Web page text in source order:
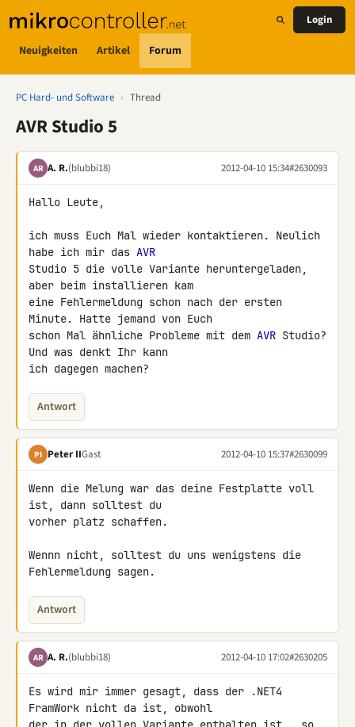
Neuigkeiten Artikel Forum
Login
PC Hard- und Software › Thread
AVR Studio 5
AR A. R.(blubbi18) 2012-04-10 15:34#2630093
Hallo Leute,
ich muss Euch Mal wieder kontaktieren. Neulich
habe ich mir das AVR
Studio 5 die volle Variante heruntergeladen,
aber beim installieren kam
eine Fehlermeldung schon nach der ersten
Minute. Hatte jemand von Euch
schon Mal ähnliche Probleme mit dem AVR Studio?
Und was denkt Ihr kann
ich dagegen machen?
Antwort
PI Peter IIGast 2012-04-10 15:37#2630099
Wenn die Melung war das deine Festplatte voll
ist, dann solltest du
vorher platz schaffen.
Wennn nicht, solltest du uns wenigstens die
Fehlermeldung sagen.
Antwort
AR A. R.(blubbi18) 2012-04-10 17:02#2630205
Es wird mir immer gesagt, dass der .NET4
FramWork nicht da ist, obwohl